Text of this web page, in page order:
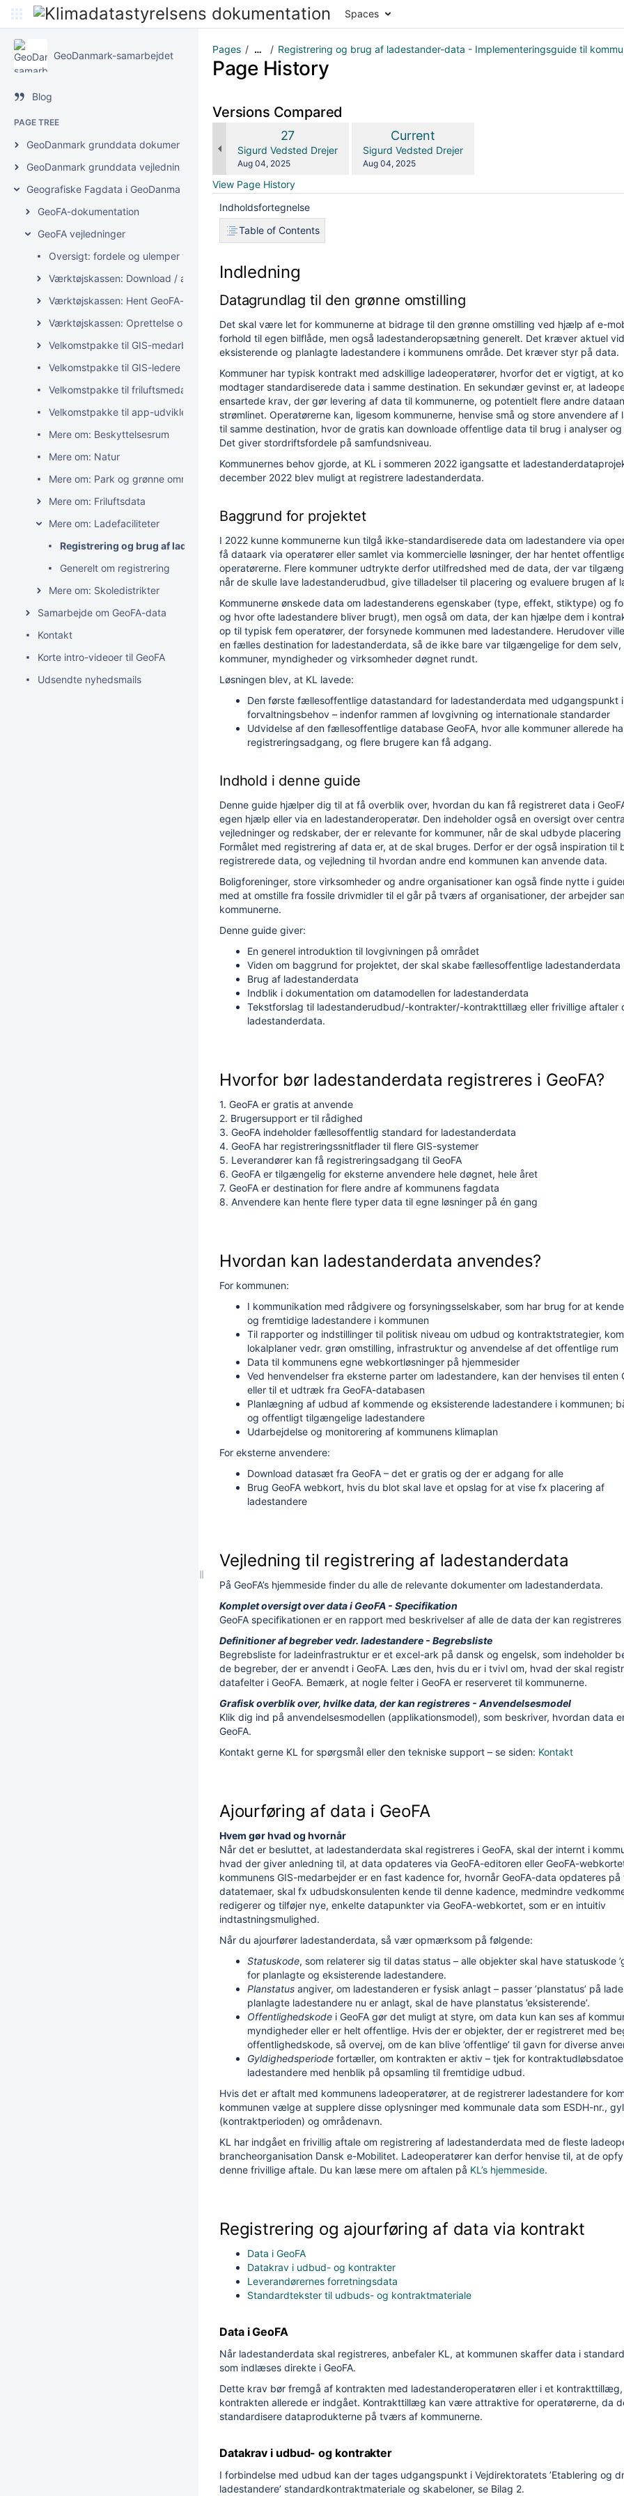
Spaces
GeoDanmark-samarbejdet
Blog
PAGE TREE
GeoDanmark grunddata dokumentation
GeoDanmark grunddata vejledninger
Geografiske Fagdata i GeoDanmark (GeoFA)
GeoFA-dokumentation
GeoFA vejledninger
Oversigt: fordele og ulemper ved de forskellige opdateringsmetoder
Værktøjskassen: Download / analysér GeoFA-data
Værktøjskassen: Hent GeoFA-data i GIS
Værktøjskassen: Oprettelse og editering af GeoFA-data
Velkomstpakke til GIS-medarbejdere
Velkomstpakke til GIS-ledere
Velkomstpakke til friluftsmedarbejdere
Velkomstpakke til app-udviklere
Mere om: Beskyttelsesrum
Mere om: Natur
Mere om: Park og grønne områder
Mere om: Friluftsdata
Mere om: Ladefaciliteter
Registrering og brug af ladestander-data - Implementeringsguide til kommuner
Generelt om registrering
Mere om: Skoledistrikter
Samarbejde om GeoFA-data
Kontakt
Korte intro-videoer til GeoFA
Udsendte nyhedsmails
Pages … Registrering og brug af ladestander-data - Implementeringsguide til
Page History
Versions Compared
Old
Version
27
changes.mady.by.user
Sigurd Vedsted Drejer
Saved
Aug 04, 2025
comparedNew
Version
Current
changes.mady.by.user
Sigurd Vedsted Drejer
Saved
Aug 04, 2025
View Page History
Indholdsfortegnelse
Table of Contents
Indledning
Datagrundlag til den grønne omstilling
Det skal være let for kommunerne at bidrage til den grønne omstilling ved hjælp af e-
forhold til egen bilflåde, men også ladestanderopsætning generelt. Det kræver aktuel
eksisterende og planlagte ladestandere i kommunens område. Det kræver styr på data.
Kommuner har typisk kontrakt med adskillige ladeoperatører, hvorfor det er vigtigt, at
modtager standardiserede data i samme destination. En sekundær gevinst er, at
ensartede krav, der gør levering af data til kommunerne, og potentielt flere andre
strømlinet. Operatørerne kan, ligesom kommunerne, henvise små og store anvendere af
til samme destination, hvor de gratis kan downloade offentlige data til brug i analyser
Det giver stordriftsfordele på samfundsniveau.
Kommunernes behov gjorde, at KL i sommeren 2022 igangsatte et
december 2022 blev muligt at registrere ladestanderdata.
Baggrund for projektet
I 2022 kunne kommunerne kun tilgå ikke-standardiserede data om ladestandere via
få dataark via operatører eller samlet via kommercielle løsninger, der har hentet
operatørerne. Flere kommuner udtrykte derfor utilfredshed med de data, der var
når de skulle lave ladestanderudbud, give tilladelser til placering og evaluere brugen af
Kommunerne ønskede data om ladestanderens egenskaber (type, effekt, stiktype) og
og hvor ofte ladestandere bliver brugt), men også om data, der kan hjælpe dem i
op til typisk fem operatører, der forsynede kommunen med ladestandere. Herudover
en fælles destination for ladestanderdata, så de ikke bare var tilgængelige for dem selv,
kommuner, myndigheder og virksomheder døgnet rundt.
Løsningen blev, at KL lavede:
Den første fællesoffentlige datastandard for ladestanderdata med udgangspunkt
forvaltningsbehov – indenfor rammen af lovgivning og internationale standarder
Udvidelse af den fællesoffentlige database GeoFA, hvor alle kommuner allerede
registreringsadgang, og flere brugere kan få adgang.
Indhold i denne guide
Denne guide hjælper dig til at få overblik over, hvordan du kan få registreret data i
egen hjælp eller via en ladestanderoperatør. Den indeholder også en oversigt over
vejledninger og redskaber, der er relevante for kommuner, når de skal udbyde
Formålet med registrering af data er, at de skal bruges. Derfor er der også inspiration til
registrerede data, og vejledning til hvordan andre end kommunen kan anvende data.
Boligforeninger, store virksomheder og andre organisationer kan også finde nytte i
med at omstille fra fossile drivmidler til el går på tværs af organisationer, der arbejder
kommunerne.
Denne guide giver:
En generel introduktion til lovgivningen på området
Viden om baggrund for projektet, der skal skabe fællesoffentlige ladestanderdata
Brug af ladestanderdata
Indblik i dokumentation om datamodellen for ladestanderdata
Tekstforslag til ladestanderudbud/-kontrakter/-kontrakttillæg eller frivillige aftaler
ladestanderdata.
Hvorfor bør ladestanderdata registreres i GeoFA?
1. GeoFA er gratis at anvende
2. Brugersupport er til rådighed
3. GeoFA indeholder fællesoffentlig standard for ladestanderdata
4. GeoFA har registreringssnitflader til flere GIS-systemer
5. Leverandører kan få registreringsadgang til GeoFA
6. GeoFA er tilgængelig for eksterne anvendere hele døgnet, hele året
7. GeoFA er destination for flere andre af kommunens fagdata
8. Anvendere kan hente flere typer data til egne løsninger på én gang
Hvordan kan ladestanderdata anvendes?
For kommunen:
I kommunikation med rådgivere og forsyningsselskaber, som har brug for at
og fremtidige ladestandere i kommunen
Til rapporter og indstillinger til politisk niveau om udbud og kontraktstrategier,
lokalplaner vedr. grøn omstilling, infrastruktur og anvendelse af det offentlige rum
Data til kommunens egne webkortløsninger på hjemmesider
Ved henvendelser fra eksterne parter om ladestandere, kan der henvises til enten
eller til et udtræk fra GeoFA-databasen
Planlægning af udbud af kommende og eksisterende ladestandere i kommunen;
og offentligt tilgængelige ladestandere
Udarbejdelse og monitorering af kommunens klimaplan
For eksterne anvendere:
Download datasæt fra GeoFA – det er gratis og der er adgang for alle
Brug GeoFA webkort, hvis du blot skal lave et opslag for at vise fx placering af
ladestandere
Vejledning til registrering af ladestanderdata
På GeoFA’s hjemmeside finder du alle de relevante dokumenter om ladestanderdata.
Komplet oversigt over data i GeoFA - Specifikation
GeoFA specifikationen er en rapport med beskrivelser af alle de data der kan registreres
Definitioner af begreber vedr. ladestandere - Begrebsliste
Begrebsliste for ladeinfrastruktur er et excel-ark på dansk og engelsk, som indeholder
de begreber, der er anvendt i GeoFA. Læs den, hvis du er i tvivl om, hvad der skal
datafelter i GeoFA. Bemærk, at nogle felter i GeoFA er reserveret til kommunerne.
Grafisk overblik over, hvilke data, derkan registreres - Anvendelsesmodel
Klik dig ind på anvendelsesmodellen (applikationsmodel), som beskriver, hvordan data
GeoFA.
Kontakt gerne KL for spørgsmål eller den tekniske support – se siden: Kontakt
Ajourføring af data i GeoFA
Hvem gør hvad og hvornår
Når det er besluttet, at ladestanderdata skal registreres i GeoFA, skal der internt i
hvad der giver anledning til, at data opdateres via GeoFA-editoren eller GeoFA-
kommunens GIS-medarbejder er en fast kadence for, hvornår GeoFA-data opdateres
datatemaer, skal fx udbudskonsulenten kende til denne kadence, medmindre
redigerer og tilføjer nye, enkelte datapunkter via GeoFA-webkortet, som er en intuitiv
indtastningsmulighed.
Når du ajourfører ladestanderdata, så vær opmærksom på følgende:
Statuskode, som relaterer sig til datas status – alle objekter skal have statuskode
for planlagte og eksisterende ladestandere.
Planstatus angiver, om ladestanderen er fysisk anlagt – passer ’planstatus’ på
planlagte ladestandere nu er anlagt, skal de have planstatus ’eksisterende’.
Offentlighedskode i GeoFA gør det muligt at styre, om data kun kan ses af
myndigheder eller er helt offentlige. Hvis der er objekter, der er registreret med
offentlighedskode, så overvej, om de kan blive ’offentlige’ til gavn for diverse
Gyldighedsperiode fortæller, om kontrakten er aktiv – tjek for
ladestandere med henblik på opsamling til fremtidige udbud.
Hvis det er aftalt med kommunens ladeoperatører, at de registrerer ladestandere for
kommunen vælge at supplere disse oplysninger med kommunale data som ESDH-nr.,
(kontraktperioden) og områdenavn.
KL har indgået en frivillig aftale om registrering af ladestanderdata med de fleste
brancheorganisation Dansk e-Mobilitet. Ladeoperatører kan derfor henvise til, at de
denne frivillige aftale. Du kan læse mere om aftalen på KL’s hjemmeside.
Registrering og ajourføring af data via kontrakt
Data i GeoFA
Datakrav i udbud- og kontrakter
Leverandørernes forretningsdata
Standardtekster til udbuds- og kontraktmateriale
Data i GeoFA
Når ladestanderdata skal registreres, anbefaler KL, at kommunen skaffer data i
som indlæses direkte i GeoFA.
Dette krav bør fremgå af kontrakten med ladestanderoperatøren eller i et
kontrakten allerede er indgået. Kontrakttillæg kan være attraktive for operatørerne, da
standardisere dataprodukterne på tværs af kommunerne.
Datakrav i udbud- og kontrakter
I forbindelse med udbud kan der tages udgangspunkt i Vejdirektoratets ’Etablering og
ladestandere’ standardkontraktmateriale og skabeloner, se Bilag 2.